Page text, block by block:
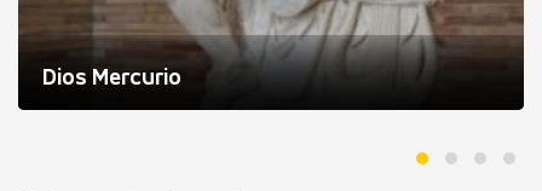
Dios Mercurio